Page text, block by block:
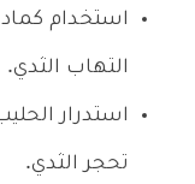
استخدام
التهاب الثدي.
استدرار
تحجر الثدي.